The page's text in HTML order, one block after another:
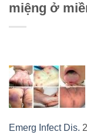
miệng ở
Emerg Infect Dis.